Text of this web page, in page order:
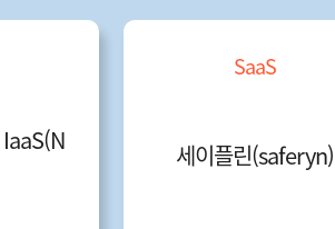
SaaS
세이플린(saferyn)